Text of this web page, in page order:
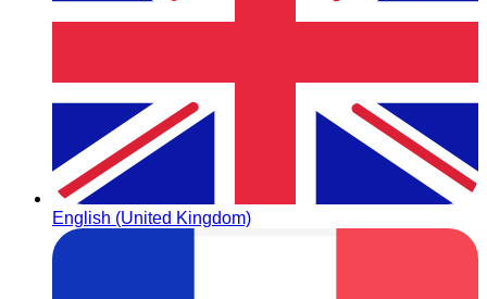
English (United Kingdom)